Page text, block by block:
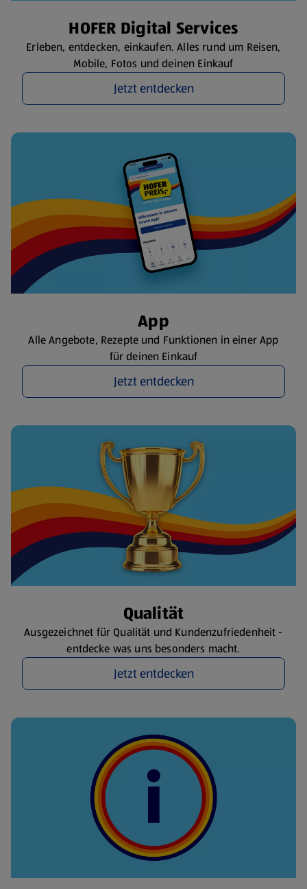
HOFER Digital Services
Erleben, entdecken, einkaufen. Alles rund um Reisen,
Mobile, Fotos und deinen Einkauf
Jetzt entdecken
App
Alle Angebote, Rezepte und Funktionen in einer App
für deinen Einkauf
Jetzt entdecken
Qualität
Ausgezeichnet für Qualität und Kundenzufriedenheit -
entdecke was uns besonders macht.
Jetzt entdecken